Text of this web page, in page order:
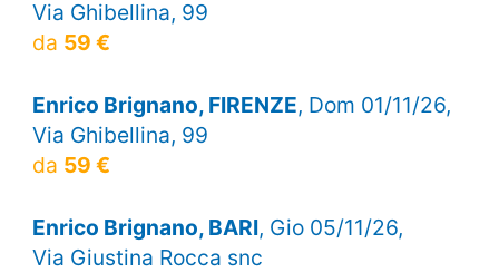
Via Ghibellina, 99
da 59 €
Enrico Brignano, FIRENZE, Dom 01/11/26,
Via Ghibellina, 99
da 59 €
Enrico Brignano, BARI, Gio 05/11/26,
Via Giustina Rocca snc